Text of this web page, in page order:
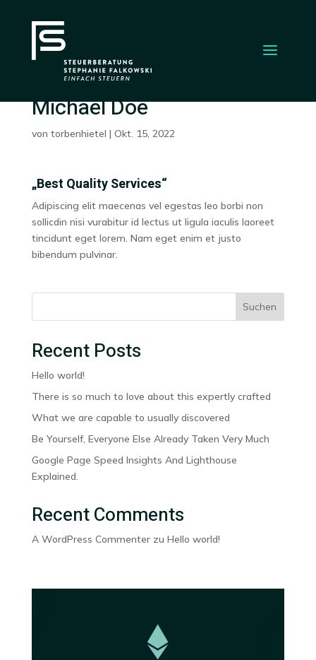
Michael Doe
von torbenhietel | Okt. 15, 2022
„Best Quality Services“
Adipiscing elit maecenas vel egestas leo borbi non
sollicdin nisi vurabitur id lectus ut ligula iaculis laoreet
tincidunt eget lorem. Nam eget enim et justo
bibendum pulvinar.
Suchen
Recent Posts
Hello world!
There is so much to love about this expertly crafted
What we are capable to usually discovered
Be Yourself, Everyone Else Already Taken Very Much
Google Page Speed Insights And Lighthouse
Explained.
Recent Comments
A WordPress Commenterzu Hello world!
